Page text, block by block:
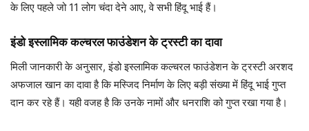
के लिए पहले जो 11 लोग चंदा देने आए, वे सभी हिंदू भाई हैं।
इंडो इस्लामिक कल्चरल फाउंडेशन के ट्रस्टी का दावा
मिली जानकारी के अनुसार, इंडो इस्लामिक कल्चरल फाउंडेशन के ट्रस्टी अरशद
अफजाल खान का दावा है कि मस्जिद निर्माण के लिए बड़ी संख्या में हिंदू भाई गुप्त
दान कर रहे हैं। यही वजह है कि उनके नामों और धनराशि को गुप्त रखा गया है।